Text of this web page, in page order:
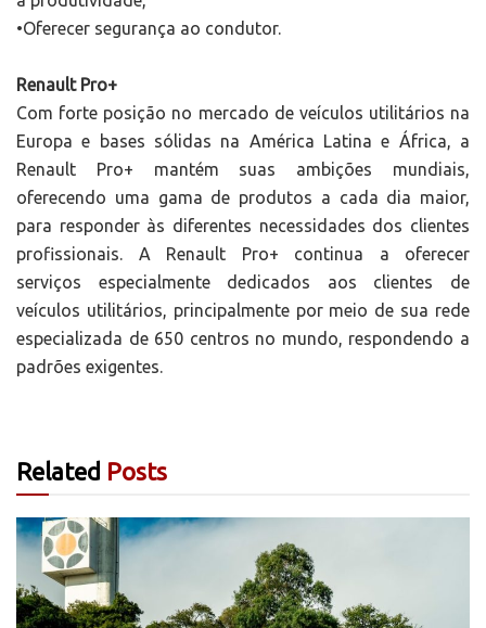
•Oferecer segurança ao condutor.
Renault Pro+
Com forte posição no mercado de veículos utilitários na
Europa e bases sólidas na América Latina e África, a
Renault Pro+ mantém suas ambições mundiais,
oferecendo uma gama de produtos a cada dia maior,
para responder às diferentes necessidades dos clientes
profissionais. A Renault Pro+ continua a oferecer
serviços especialmente dedicados aos clientes de
veículos utilitários, principalmente por meio de sua rede
especializada de 650 centros no mundo, respondendo a
padrões exigentes.
Related Posts